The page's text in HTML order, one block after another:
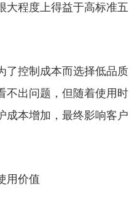
大程度上得益于高标准五
控制成本而选择低品质
不出问题，但随着使用时
成本增加，最终影响客户
价值